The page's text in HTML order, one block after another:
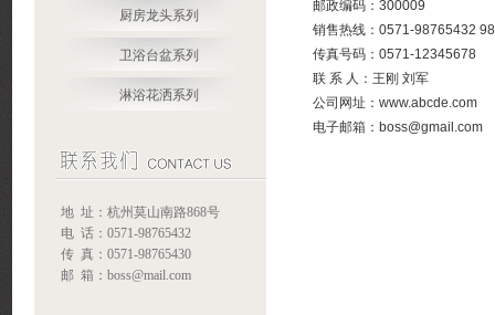
厨房龙头系列
卫浴台盆系列
淋浴花洒系列
地 址：杭州莫山南路868号
电 话：0571-98765432
传 真：0571-98765430
邮 箱：boss@mail.com
邮政编码：300009
销售热线：0571-98765432
传真号码：0571-12345678
联 系 人：王刚 刘军
公司网址：www.abcde.com
电子邮箱：boss@gmail.com